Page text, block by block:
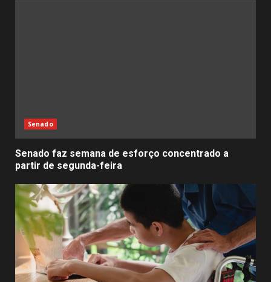
Senado
Senado faz semana de esforço concentrado a
partir de segunda-feira